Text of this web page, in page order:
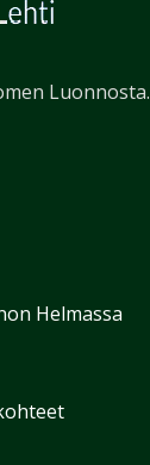
Luonnosta.
Helmassa